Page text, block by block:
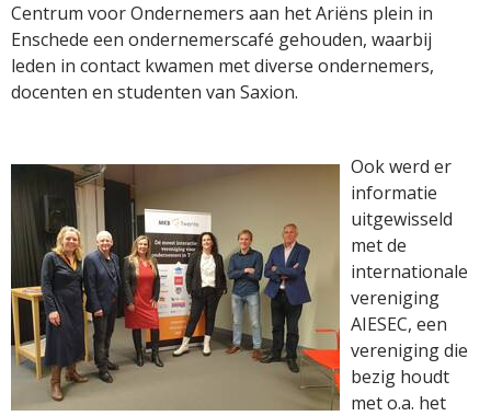
Centrum voor Ondernemers aan het Ariëns plein in
Enschede een ondernemerscafé gehouden, waarbij
leden in contact kwamen met diverse ondernemers,
docenten en studenten van Saxion.
Ook werd er
informatie
uitgewisseld
met de
internationale
vereniging
AIESEC, een
vereniging die
bezig houdt
met o.a. het